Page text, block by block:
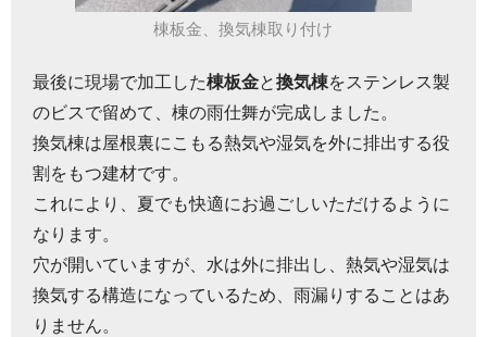
棟板金、換気棟取り付け
最後に現場で加工した棟板金と換気棟をステンレス製
のビスで留めて、棟の雨仕舞が完成しました。
換気棟は屋根裏にこもる熱気や湿気を外に排出する役
割をもつ建材です。
これにより、夏でも快適にお過ごしいただけるように
なります。
穴が開いていますが、水は外に排出し、熱気や湿気は
換気する構造になっているため、雨漏りすることはあ
りません。